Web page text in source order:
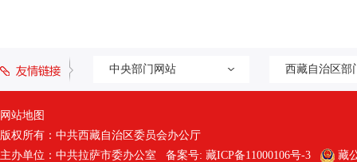
中央部门网站 西藏自治区部
网站地图
版权所有：中共西藏自治区委员会办公厅
主办单位：中共拉萨市委办公室 备案号: 藏ICP备11000106号-3 藏